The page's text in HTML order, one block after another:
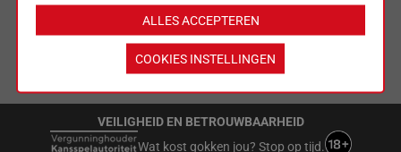
VEILIGHEID EN BETROUWBAARHEID
Wat kost gokken jou? Stop op tijd.
ALLES ACCEPTEREN
COOKIES INSTELLINGEN